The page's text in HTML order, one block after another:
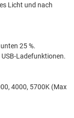
Licht und nach
25 %.
USB-Ladefunktionen.
4000, 5700K (Max